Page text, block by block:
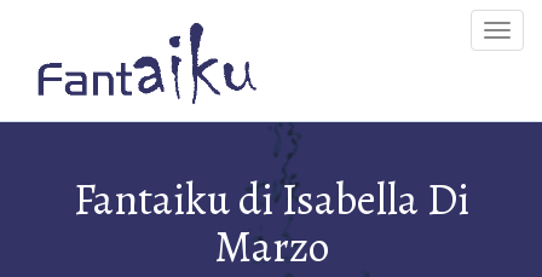
Fantaiku di Isabella Di
Marzo